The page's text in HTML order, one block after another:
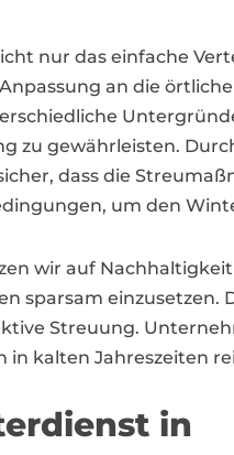
nur das einfache
an die
zu gewährleisten.
dass die
um den
wir auf
sparsam
Streuung.
in kalten Jahreszeiten
in